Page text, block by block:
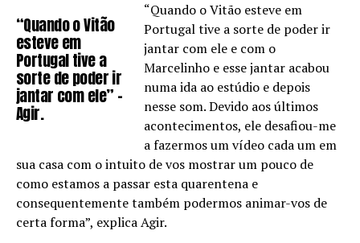
“Quando o Vitão
esteve em
Portugal tive a
sorte de poder ir
jantar com ele” –
Agir.
“Quando o Vitão esteve em
Portugal tive a sorte de poder ir
jantar com ele e com o
Marcelinho e esse jantar acabou
numa ida ao estúdio e depois
nesse som. Devido aos últimos
acontecimentos, ele desafiou-me
a fazermos um vídeo cada um em
sua casa com o intuito de vos mostrar um pouco de
como estamos a passar esta quarentena e
consequentemente também podermos animar-vos de
certa forma”, explica Agir.